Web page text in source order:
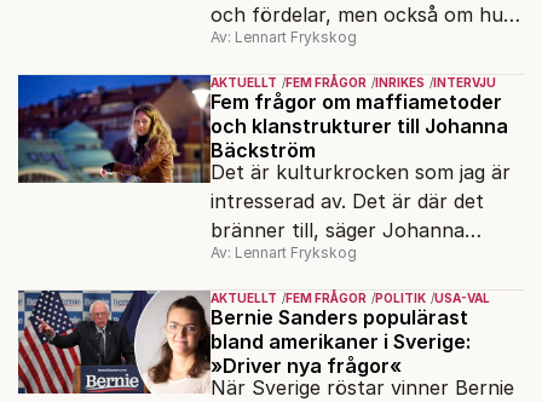
och fördelar, men också om hur
viktig cybersäkerhet är. Det
säger Amy Loutfi, ledamot i
Omstartskommissionen och vice
rektor vid Örebro universitet.
Hon värnar mångfald i
teknikutvecklingen.
Av: Lennart Frykskog
AKTUELLT FEM FRÅGOR INRIKES INTERVJU
Fem frågor om maffiametoder
och klanstrukturer till Johanna
Bäckström
Det är kulturkrocken som jag är
intresserad av. Det är där det
bränner till, säger Johanna
Bäckström Lerneby, som i 14 år
följt ett klanliknande
släktnätverk i Angered och är
aktuell med den dokumentära
boken Familjen.
Av: Lennart Frykskog
AKTUELLT FEM FRÅGOR POLITIK USA-VAL
Bernie Sanders populärast
bland amerikaner i Sverige:
»Driver nya frågor«
När Sverige röstar vinner Bernie